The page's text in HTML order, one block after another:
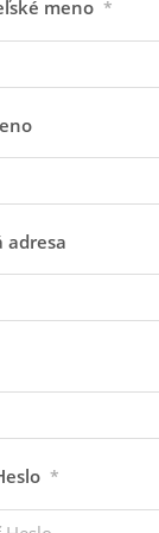
meno *
adresa
*
než